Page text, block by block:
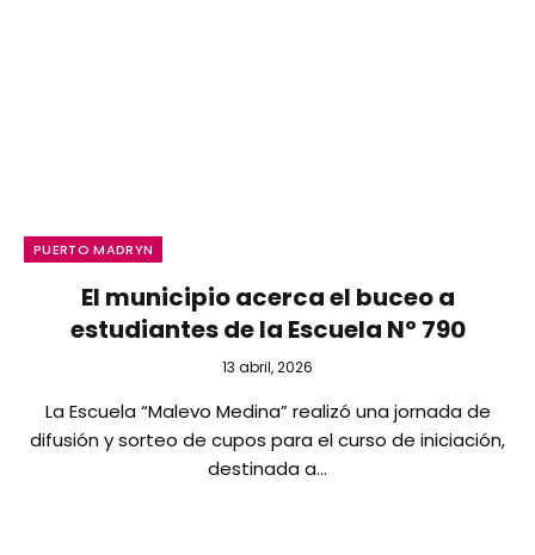
PUERTO MADRYN
El municipio acerca el buceo a
estudiantes de la Escuela Nº 790
13 abril, 2026
La Escuela “Malevo Medina” realizó una jornada de
difusión y sorteo de cupos para el curso de iniciación,
destinada a…